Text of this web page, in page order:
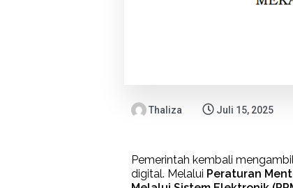
Thaliza Juli 15, 2025
Pemerintah kembali
digital. Melalui Peraturan